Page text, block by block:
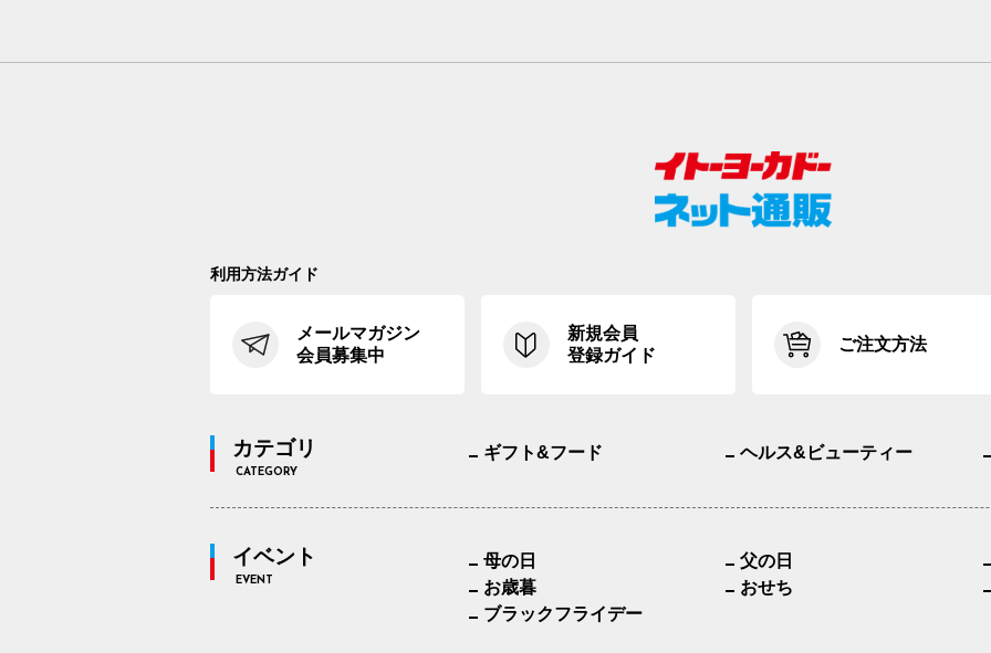
利用方法ガイド
メールマガジン
会員募集中
新規会員
登録ガイド
ご注文方法
カテゴリ
CATEGORY
ギフト&フード ヘルス&ビューティー
イベント
EVENT
母の日 父の日
お歳暮
おせち
ブラックフライデー